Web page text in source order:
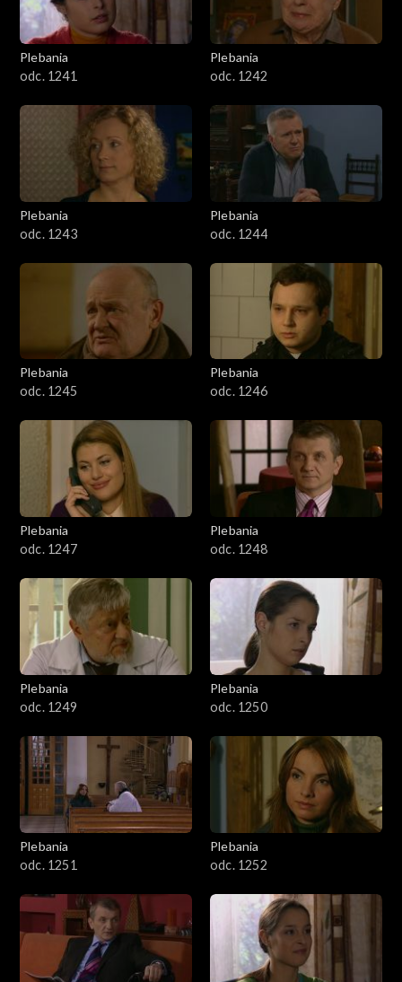
Plebania
odc. 1241
Plebania
odc. 1242
Plebania
odc. 1243
Plebania
odc. 1244
Plebania
odc. 1245
Plebania
odc. 1246
Plebania
odc. 1247
Plebania
odc. 1248
Plebania
odc. 1249
Plebania
odc. 1250
Plebania
odc. 1251
Plebania
odc. 1252